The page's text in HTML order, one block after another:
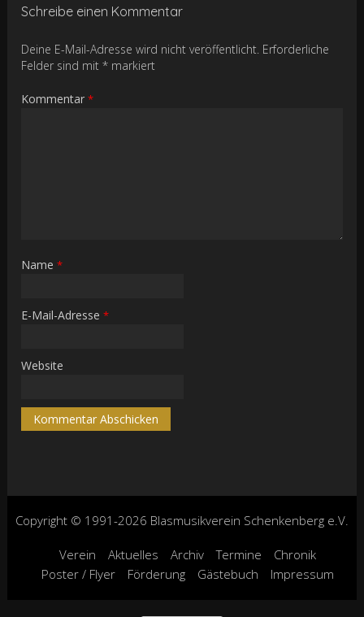
Schreibe einen Kommentar
Deine E-Mail-Adresse wird nicht veröffentlicht. Erforderliche
Felder sind mit* markiert
Kommentar*
Name*
E-Mail-Adresse*
Website
Copyright © 1991-2026 Blasmusikverein Schenkenberg e.V.
Verein Aktuelles Archiv Termine
Chronik
Poster / Flyer
Förderung Gästebuch Impressum